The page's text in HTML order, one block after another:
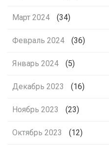
Март 2024 (34)
Февраль 2024 (36)
Январь 2024 (5)
Декабрь 2023 (16)
Ноябрь 2023 (23)
Октябрь 2023 (12)